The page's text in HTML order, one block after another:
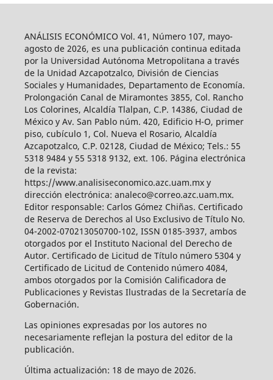
ANÁLISIS ECONÓMICO Vol. 41, Número 107, mayo-
agosto de 2026, es una publicación continua editada
por la Universidad Autónoma Metropolitana a través
de la Unidad Azcapotzalco, División de Ciencias
Sociales y Humanidades, Departamento de Economía.
Prolongación Canal de Miramontes 3855, Col. Rancho
Los Colorines, Alcaldía Tlalpan, C.P. 14386, Ciudad de
México y Av. San Pablo núm. 420, Edificio H-O, primer
piso, cubículo 1, Col. Nueva el Rosario, Alcaldía
Azcapotzalco, C.P. 02128, Ciudad de México; Tels.: 55
5318 9484 y 55 5318 9132, ext. 106. Página electrónica
de la revista:
https://www.analisiseconomico.azc.uam.mx y
dirección electrónica: analeco@correo.azc.uam.mx.
Editor responsable: Carlos Gómez Chiñas. Certificado
de Reserva de Derechos al Uso Exclusivo de Título No.
04-2002-070213050700-102, ISSN 0185-3937, ambos
otorgados por el Instituto Nacional del Derecho de
Autor. Certificado de Licitud de Título número 5304 y
Certificado de Licitud de Contenido número 4084,
ambos otorgados por la Comisión Calificadora de
Publicaciones y Revistas Ilustradas de la Secretaría de
Gobernación.
Las opiniones expresadas por los autores no
necesariamente reflejan la postura del editor de la
publicación.
Última actualización: 18 de mayo de 2026.